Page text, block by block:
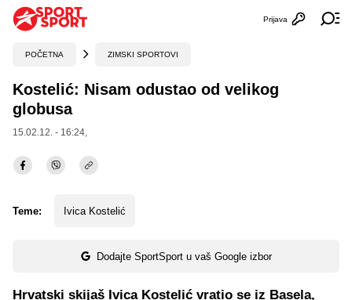
Otvori
Prijava
POČETNA ZIMSKI SPORTOVI
Kostelić: Nisam odustao od velikog
globusa
15.02.12. - 16:24,
Teme: Ivica Kostelić
Dodajte SportSport u vaš Google izbor
Hrvatski skijaš Ivica Kostelić vratio se iz Basela,